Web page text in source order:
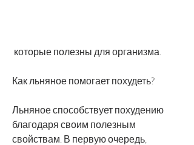
которые полезны для организма.
Как льняное помогает похудеть?
Льняное способствует похудению
благодаря своим полезным
свойствам. В первую очередь,